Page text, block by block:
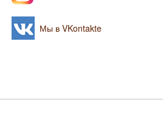
Мы в VKontakte